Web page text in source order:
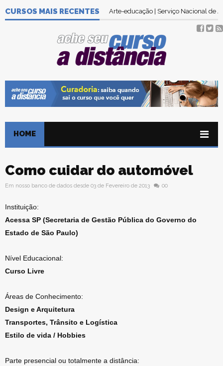
CURSOS MAIS RECENTES Arte-educação | Serviço Nacional de
HOME
Como cuidar do automóvel
Em nosso banco de dados desde 03 de Fevereiro de 2013 00
Instituição:
Acessa SP (Secretaria de Gestão Pública do Governo do
Estado de São Paulo)
Nível Educacional:
Curso Livre
Áreas de Conhecimento:
Design e Arquitetura
Transportes, Trânsito e Logística
Estilo de vida / Hobbies
Parte presencial ou totalmente a distância: